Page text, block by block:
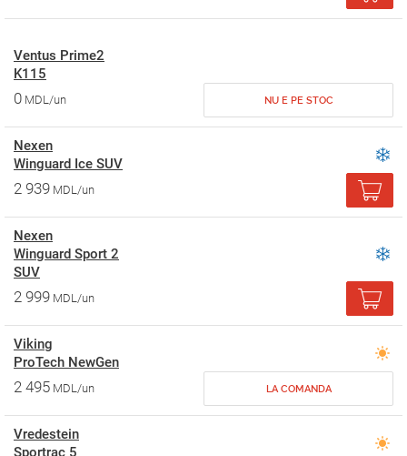
Ventus Prime2
K115
0 MDL/un NU E PE STOC
Nexen
Winguard Ice SUV
2 939 MDL/un
Nexen
Winguard Sport 2
SUV
2 999 MDL/un
Viking
ProTech NewGen
2 495 MDL/un LA COMANDA
Vredestein
Sportrac 5